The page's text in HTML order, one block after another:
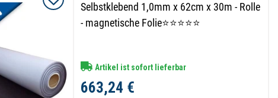
Selbstklebend 1,0mm x 62cm x 30m - Rolle
- magnetische Folie⭐⭐⭐⭐⭐
Artikel ist sofort lieferbar
663,24 €